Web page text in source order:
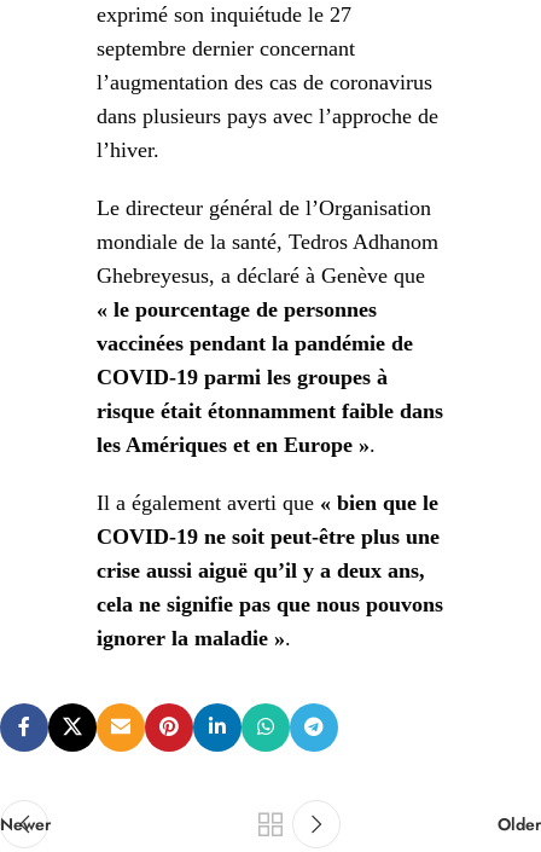
exprimé son inquiétude le 27
septembre dernier concernant
l’augmentation des cas de coronavirus
dans plusieurs pays avec l’approche de
l’hiver.
Le directeur général de l’Organisation
mondiale de la santé, Tedros Adhanom
Ghebreyesus, a déclaré à Genève que
« le pourcentage de personnes
vaccinées pendant la pandémie de
COVID-19 parmi les groupes à
risque était étonnamment faible dans
les Amériques et en Europe ».
Il a également averti que « bien que le
COVID-19 ne soit peut-être plus une
crise aussi aiguë qu’il y a deux ans,
cela ne signifie pas que nous pouvons
ignorer la maladie ».
Newer Older